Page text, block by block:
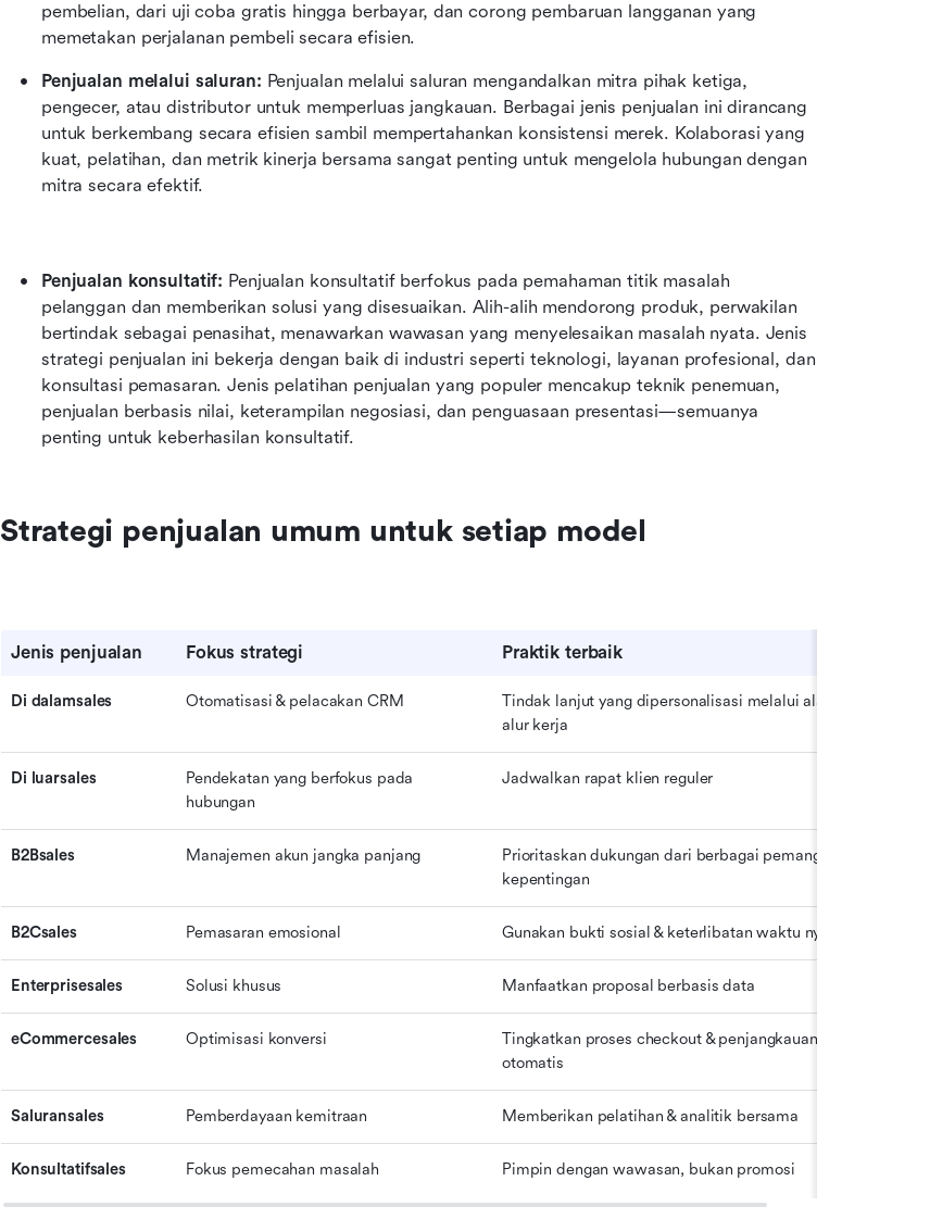
pembelian, dari uji coba gratis hingga berbayar, dan corong pembaruan langganan yang
memetakan perjalanan pembeli secara efisien.
Penjualan melalui saluran: Penjualan melalui saluran mengandalkan mitra pihak ketiga,
pengecer, atau distributor untuk memperluas jangkauan. Berbagai jenis penjualan ini dirancang
untuk berkembang secara efisien sambil mempertahankan konsistensi merek. Kolaborasi yang
kuat, pelatihan, dan metrik kinerja bersama sangat penting untuk mengelola hubungan dengan
mitra secara efektif.
Penjualan konsultatif: Penjualan konsultatif berfokus pada pemahaman titik masalah
pelanggan dan memberikan solusi yang disesuaikan. Alih-alih mendorong produk, perwakilan
bertindak sebagai penasihat, menawarkan wawasan yang menyelesaikan masalah nyata. Jenis
strategi penjualan ini bekerja dengan baik di industri seperti teknologi, layanan profesional, dan
konsultasi pemasaran. Jenis pelatihan penjualan yang populer mencakup teknik penemuan,
penjualan berbasis nilai, keterampilan negosiasi, dan penguasaan presentasi—semuanya
penting untuk keberhasilan konsultatif.
Strategi penjualan umum untuk setiap model
Jenis penjualan Fokus strategi Praktik terbaik
Di dalamsales Otomatisasi & pelacakan CRM
Tindak lanjut yang dipersonalisasi melalui alat
alur kerja
Di luarsales
Pendekatan yang berfokus pada
hubungan
Jadwalkan rapat klien reguler
B2Bsales Manajemen akun jangka panjang
Prioritaskan dukungan dari berbagai pemangku
kepentingan
B2Csales Pemasaran emosional Gunakan bukti sosial & keterlibatan waktu nyata
Enterprisesales Solusi khusus Manfaatkan proposal berbasis data
eCommercesales Optimisasi konversi
Tingkatkan proses checkout & penjangkauan
otomatis
Saluransales Pemberdayaan kemitraan Memberikan pelatihan & analitik bersama
Konsultatifsales Fokus pemecahan masalah Pimpin dengan wawasan, bukan promosi